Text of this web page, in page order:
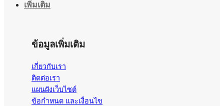
เพิ่มเติม
ข้อมูลเพิ่มเติม
เกี่ยวกับเรา
ติดต่อเรา
แผนผังเว็บไซต์
ข้อกำหนด และเงื่อนไข